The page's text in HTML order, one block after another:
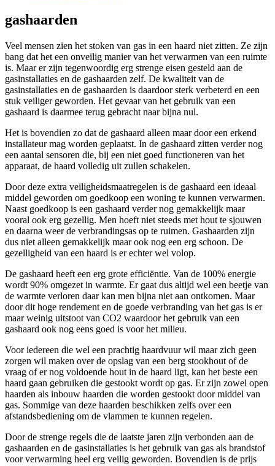
gashaarden
Veel mensen zien het stoken van gas in een haard niet zitten. Ze zijn
bang dat het een onveilig manier van het verwarmen van een ruimte
is. Maar er zijn tegenwoordig erg strenge eisen gesteld aan de
gasinstallaties en de gashaarden zelf. De kwaliteit van de
gasinstallaties en de gashaarden is daardoor sterk verbeterd en een
stuk veiliger geworden. Het gevaar van het gebruik van een
gashaard is daarmee terug gebracht naar bijna nul.
Het is bovendien zo dat de gashaard alleen maar door een erkend
installateur mag worden geplaatst. In de gashaard zitten verder nog
een aantal sensoren die, bij een niet goed functioneren van het
apparaat, de haard volledig uit zullen schakelen.
Door deze extra veiligheidsmaatregelen is de gashaard een ideaal
middel geworden om goedkoop een woning te kunnen verwarmen.
Naast goedkoop is een gashaard verder nog gemakkelijk maar
vooral ook erg gezellig. Men hoeft niet steeds met hout te sjouwen
en daarna weer de verbrandingsas op te ruimen. Gashaarden zijn
dus niet alleen gemakkelijk maar ook nog een erg schoon. De
gezelligheid van een haard is er echter wel volop.
De gashaard heeft een erg grote efficiëntie. Van de 100% energie
wordt 90% omgezet in warmte. Er gaat dus altijd wel een beetje van
de warmte verloren daar kan men bijna niet aan ontkomen. Maar
door dit hoge rendement en de goede verbranding van het gas is er
maar weinig uitstoot van CO2 waardoor het gebruik van een
gashaard ook nog eens goed is voor het milieu.
Voor iedereen die wel een prachtig haardvuur wil maar zich geen
zorgen wil maken over de opslag van een berg stookhout of de
vraag of er nog voldoende hout in de haard ligt, kan het beste een
haard gaan gebruiken die gestookt wordt op gas. Er zijn zowel open
haarden als inbouw haarden die worden gestookt door middel van
gas. Sommige van deze haarden beschikken zelfs over een
afstandsbediening om de vlammen te kunnen regelen.
Door de strenge regels die de laatste jaren zijn verbonden aan de
gashaarden en de gasinstallaties is het gebruik van gas als brandstof
voor verwarming heel erg veilig geworden. Bovendien is de prijs